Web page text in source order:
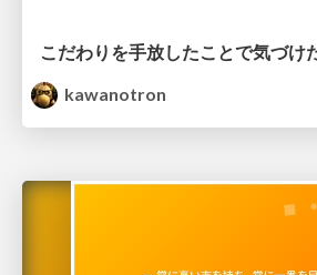
kawanotron